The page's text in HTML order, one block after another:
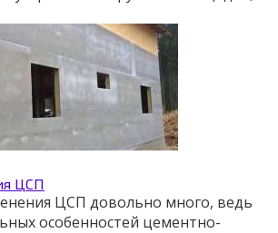
ЦСП
ЦСП довольно много, ведь
особенностей цементно-